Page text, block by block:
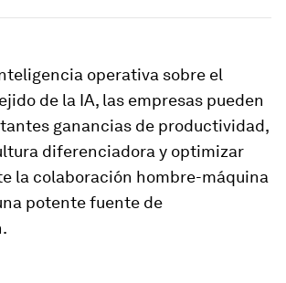
operativa sobre el
de la IA, las empresas pueden
ganancias de productividad,
diferenciadora y optimizar
la colaboración hombre-máquina
potente fuente de